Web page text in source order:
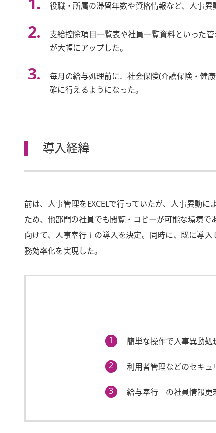
役職・所属の滞留年数や資格情報など、人事
支給控除項目一覧表や社員一覧資料といった
が大幅にアップした。
毎月の給与処理前に、社会保険(介護保険・健
確に行えるようになった。
導入経緯
前は、人事管理をEXCELで行っていたが、人事異動
ため、他部門の社員でも閲覧・コピーが可能な環境
向けて、人事奉行 ｉ の導入を決定。同時に、既に導
務効率化を実現した。
簡単な操作で人事異動処
利用者管理などのセキュ
給与奉行ｉ の社員情報更